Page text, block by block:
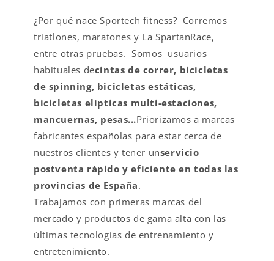
¿Por qué nace Sportech fitness? Corremos
triatlones, maratones y La SpartanRace,
entre otras pruebas. Somos usuarios
habituales decintas de correr, bicicletas
de spinning, bicicletas estáticas,
bicicletas elípticas multi-estaciones,
mancuernas, pesas...Priorizamos a marcas
fabricantes españolas para estar cerca de
nuestros clientes y tener unservicio
postventa rápido y eficiente en todas las
provincias de España.
Trabajamos con primeras marcas del
mercado y productos de gama alta con las
últimas tecnologías de entrenamiento y
entretenimiento.